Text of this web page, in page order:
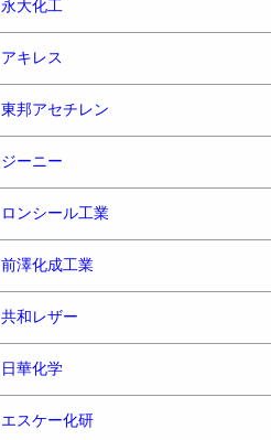
永大化工
アキレス
東邦アセチレン
ジーニー
ロンシール工業
前澤化成工業
共和レザー
日華化学
エスケー化研